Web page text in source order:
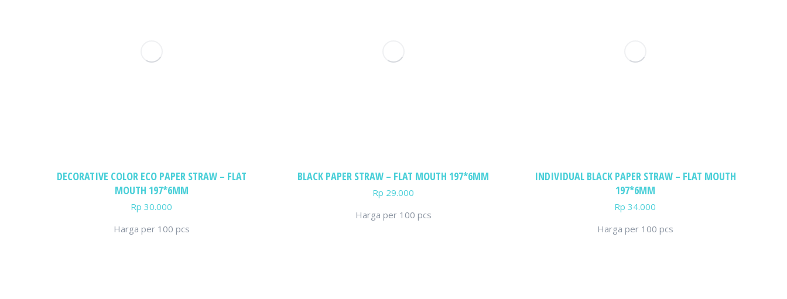
DECORATIVE COLOR ECO PAPER STRAW – FLAT
MOUTH 197*6MM
Rp 30.000
Harga per 100 pcs
BLACK PAPER STRAW – FLAT MOUTH 197*6MM
Rp 29.000
Harga per 100 pcs
INDIVIDUAL BLACK PAPER STRAW – FLAT MOUTH
197*6MM
Rp 34.000
Harga per 100 pcs